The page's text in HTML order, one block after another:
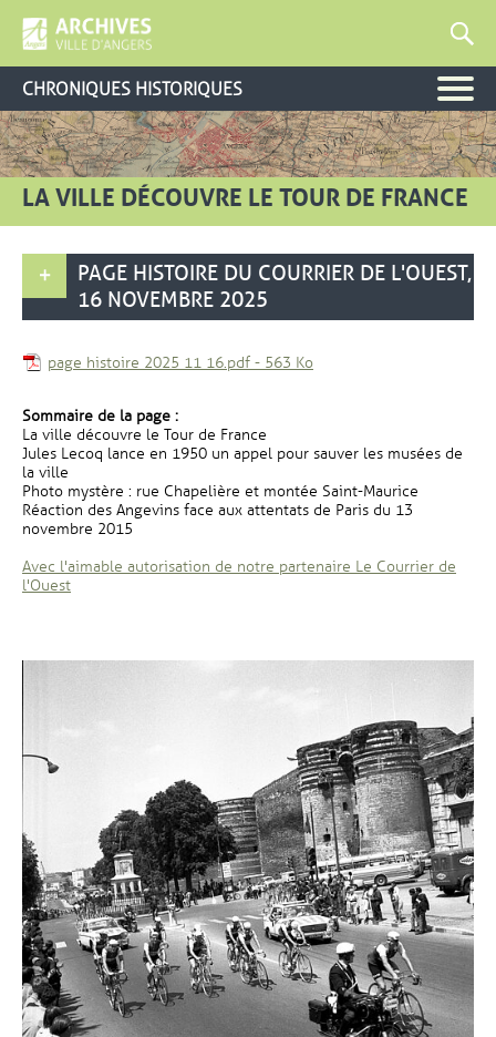
CHRONIQUES HISTORIQUES
LA VILLE DÉCOUVRE LE TOUR DE FRANCE
PAGE HISTOIRE DU COURRIER DE L'OUEST,
16 NOVEMBRE 2025
page histoire 2025 11 16.pdf, Fichier au format Pdf
- 563 Ko, Ouvre une nouvelle
Sommaire de la page :
La ville découvre le Tour de France
Jules Lecoq lance en 1950 un appel pour sauver les musées de
la ville
Photo mystère : rue Chapelière et montée Saint-Maurice
Réaction des Angevins face aux attentats de Paris du 13
novembre 2015
Avec l'aimable autorisation de notre partenaire Le Courrier de
l'Ouest, Ouvre une nouvelle fenêtre